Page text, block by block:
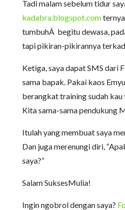
Tadi malam sebelum tidur
kadabra.blogspot.com
tumbuhÂ begitu dewasa,
tapi pikiran-pikirannya
Ketiga, saya dapat SMS dari
sama bapak. Pakai kaos
berangkat training sudah kau
Kita sama-sama pendukung
Itulah yang membuat saya
Dan juga merenungi diri,
saya?”
Salam SuksesMulia!
Ingin ngobrol dengan saya?